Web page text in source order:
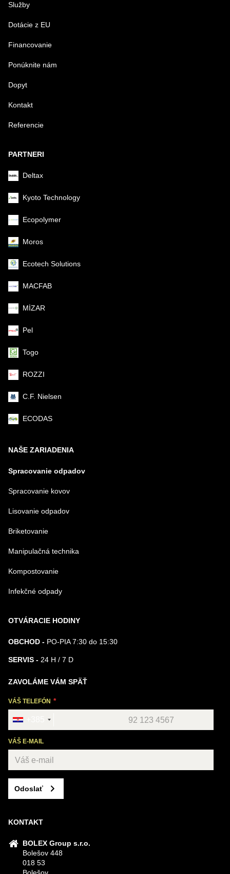
Služby
Dotácie z EU
Financovanie
Ponúknite nám
Dopyt
Kontakt
Referencie
PARTNERI
Deltax
Kyoto Technology
Ecopolymer
Moros
Ecotech Solutions
MACFAB
MİZAR
Pel
Togo
ROZZI
C.F. Nielsen
ECODAS
NAŠE ZARIADENIA
Spracovanie odpadov
Spracovanie kovov
Lisovanie odpadov
Briketovanie
Manipulačná technika
Kompostovanie
Infekčné odpady
OTVÁRACIE HODINY
OBCHOD - PO-PIA 7:30 do 15:30
SERVIS - 24 H / 7 D
ZAVOLÁME VÁM SPÄŤ
VÁŠ TELEFÓN
VÁŠ E-MAIL
Odoslať
KONTAKT
BOLEX Group s.r.o.
Bolešov 448
018 53